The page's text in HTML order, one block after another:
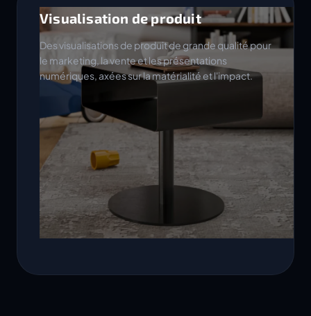
Visualisation de produit
Des visualisations de produit de grande qualité pour
le marketing, la vente et les présentations
numériques, axées sur la matérialité et l'impact.